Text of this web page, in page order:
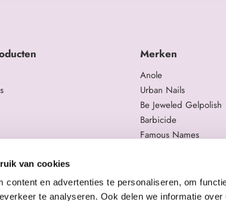
van cookies
content en advertenties te personaliseren, om
te analyseren. Ook delen we informatie
Merken
Anole
Urban Nails
Be Jeweled Gelpolish
Barbicide
Famous Names
Staleks Pro